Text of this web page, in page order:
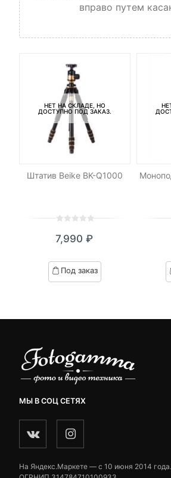
вправо путем
НЕТ НА СКЛАДЕ, НО
ДОСТУПНО ПОД ЗАКАЗ.
Штатив Beike BK-Q1000
out
based
on
7,990 ₽
Под заказ
МЫ В СОЦ СЕТЯХ
На Яндекс.Маркете — c 10 июня 2014 года.